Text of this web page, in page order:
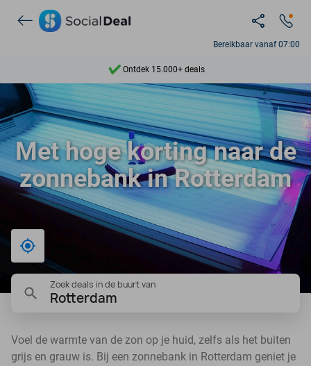
Bereikbaar vanaf 07:00
Ontdek 15.000+ deals
7 dagen per week beschikbaar
10+ miljoen leden
9,4
Ontdek 15.000+ deals
Met hoge korting naar de
zonnebank in Rotterdam
Zoek deals in de buurt van
Rotterdam
Voel de warmte van de zon op je huid, zelfs als het buiten
grijs en grauw is. Bij een zonnebank in Rotterdam geniet je